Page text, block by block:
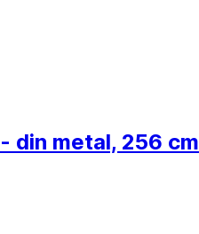
- din metal, 256 cm